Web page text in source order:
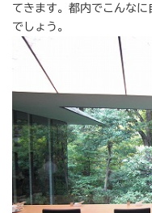
てきます。都内でこんな
でしょう。